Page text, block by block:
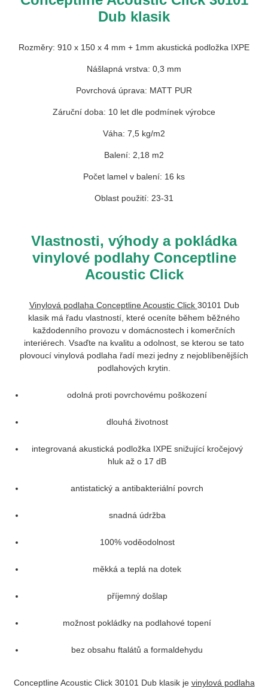
Dub klasik
Rozměry: 910 x 150 x 4 mm + 1mm akustická podložka IXPE
Nášlapná vrstva: 0,3 mm
Povrchová úprava: MATT PUR
Záruční doba: 10 let dle podmínek výrobce
Váha: 7,5 kg/m2
Balení: 2,18 m2
Počet lamel v balení: 16 ks
Oblast použití: 23-31
Vlastnosti, výhody a pokládka
vinylové podlahy Conceptline
Acoustic Click
Vinylová podlaha Conceptline Acoustic Click 30101 Dub
klasik má řadu vlastností, které oceníte během běžného
každodenního provozu v domácnostech i komerčních
interiérech. Vsaďte na kvalitu a odolnost, se kterou se tato
plovoucí vinylová podlaha řadí mezi jedny z nejoblíbenějších
podlahových krytin.
odolná proti povrchovému poškození
dlouhá životnost
integrovaná akustická podložka IXPE snižující kročejový
hluk až o 17 dB
antistatický a antibakteriální povrch
snadná údržba
100% voděodolnost
měkká a teplá na dotek
příjemný došlap
možnost pokládky na podlahové topení
bez obsahu ftalátů a formaldehydu
Conceptline Acoustic Click 30101 Dub klasik je vinylová podlaha